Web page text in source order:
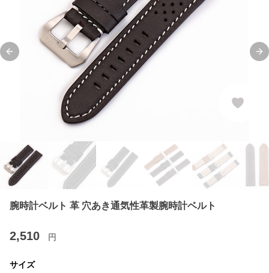
Previous slide
腕時計ベルト 革 穴あき通気性革製腕時計ベルト
2,510 円
サイズ